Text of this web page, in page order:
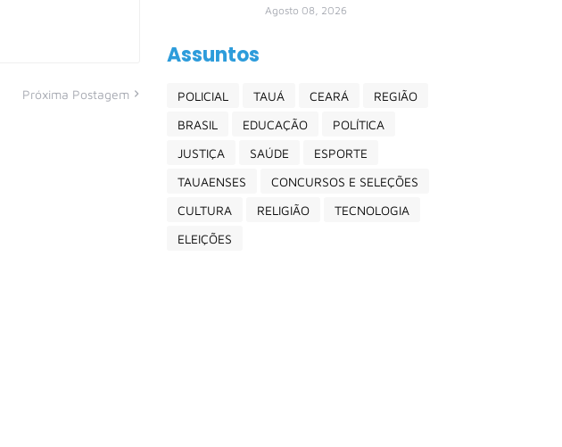
Próxima Postagem
Agosto 08, 2026
Assuntos
POLICIAL TAUÁ CEARÁ
REGIÃO
BRASIL
EDUCAÇÃO
POLÍTICA
JUSTIÇA
SAÚDE
ESPORTE
TAUAENSES
CONCURSOS E SELEÇÕES
CULTURA
RELIGIÃO
TECNOLOGIA
ELEIÇÕES